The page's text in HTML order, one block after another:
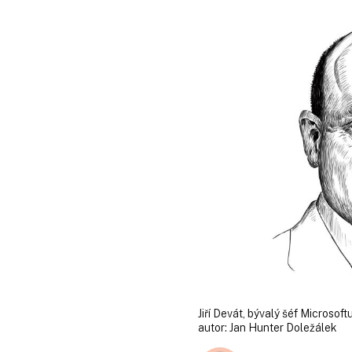
Jiří Devát, bývalý šéf
autor: Jan Hunter Doležálek